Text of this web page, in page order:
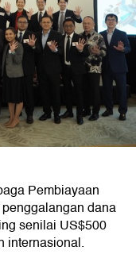
Pembiayaan
dana
senilai US$500
internasional.